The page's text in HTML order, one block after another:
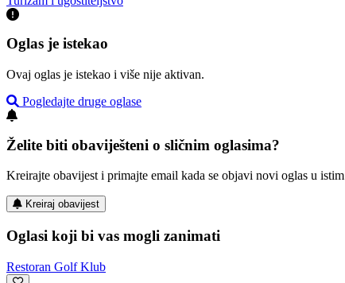
Oglas je istekao
Ovaj oglas je istekao i više nije aktivan.
Pogledajte druge oglase
Želite biti obaviješteni o sličnim oglasima?
Kreirajte obavijest i primajte email kada se objavi novi oglas u
Kreiraj obavijest
Oglasi koji bi vas mogli zanimati
Restoran Golf Klub